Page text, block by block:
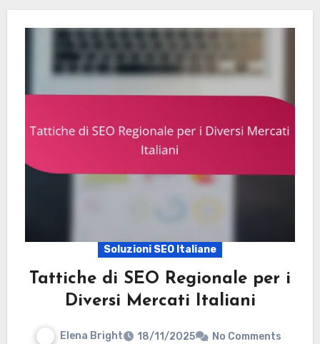
Soluzioni SEO Italiane
Tattiche di SEO Regionale per i
Diversi Mercati Italiani
Elena Bright 18/11/2025 No Comments